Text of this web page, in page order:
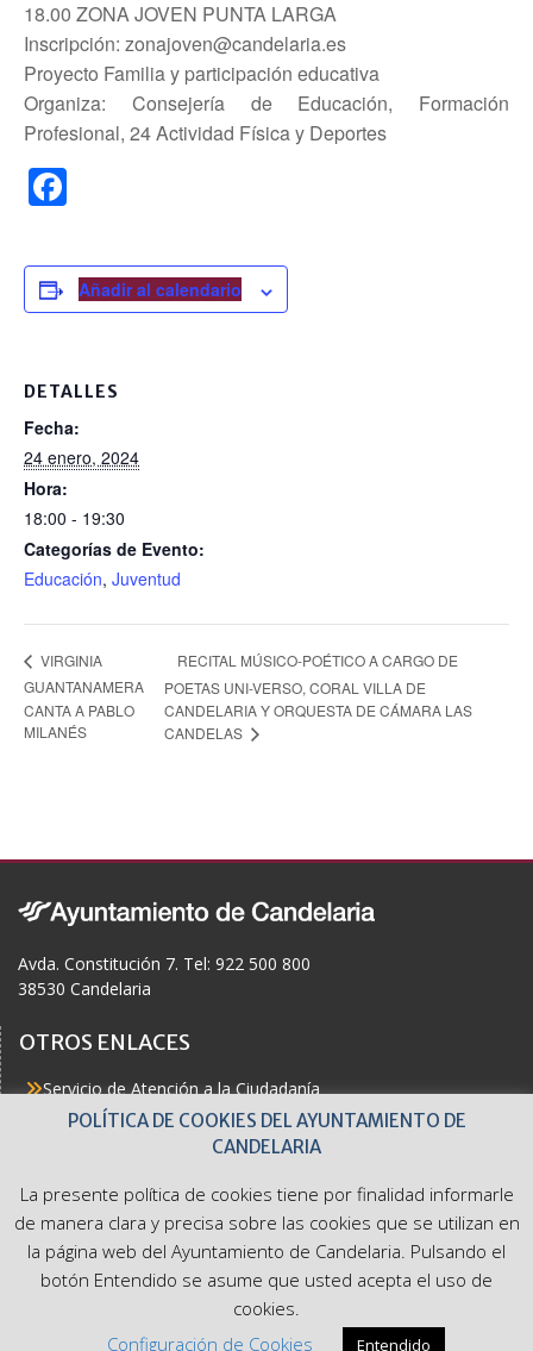
18.00 ZONA JOVEN PUNTA LARGA
Inscripción: zonajoven@candelaria.es
Proyecto Familia y participación educativa
Organiza: Consejería de Educación, Formación
Profesional, 24 Actividad Física y Deportes
c
e
o
o
k
Añadir al calendario
DETALLES
Fecha:
24 enero, 2024
Hora:
18:00 - 19:30
Categorías de Evento:
Educación, Juventud
VIRGINIA
GUANTANAMERA
CANTA A PABLO
MILANÉS
RECITAL MÚSICO-POÉTICO A CARGO DE
POETAS UNI-VERSO, CORAL VILLA DE
CANDELARIA Y ORQUESTA DE CÁMARA LAS
CANDELAS
Avda. Constitución 7. Tel: 922 500 800
38530 Candelaria
OTROS ENLACES
Servicio de Atención a la Ciudadanía
Actualidad
Buzón del Ciudadano
Accesibilidad
Ayuntamiento de Candelaria. Avda. Constitución 7. Tel: 922
POLÍTICA DE COOKIES DEL AYUNTAMIENTO DE
CANDELARIA
La presente política de cookies tiene por finalidad informarle
de manera clara y precisa sobre las cookies que se utilizan en
la página web del Ayuntamiento de Candelaria. Pulsando el
botón Entendido se asume que usted acepta el uso de
cookies.
Configuración de Cookies
Entendido